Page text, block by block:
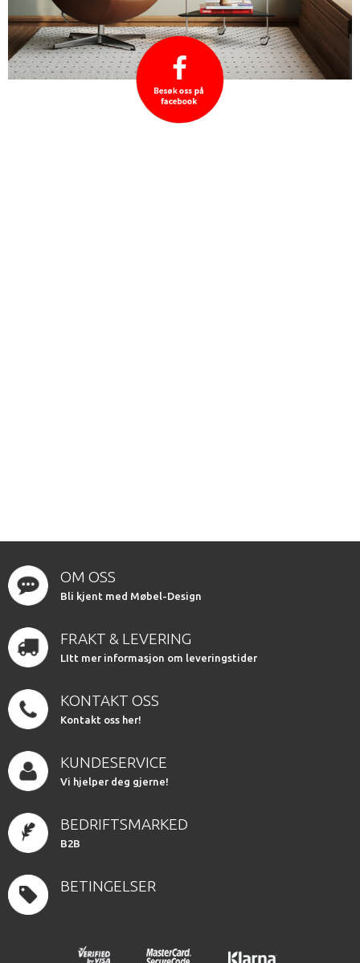
OM OSS
Bli kjent med Møbel-Design
FRAKT & LEVERING
LItt mer informasjon om leveringstider
KONTAKT OSS
Kontakt oss her!
KUNDESERVICE
Vi hjelper deg gjerne!
BEDRIFTSMARKED
B2B
BETINGELSER